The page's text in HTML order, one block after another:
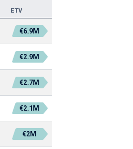
ETV
€6.9M
€2.9M
€2.7M
€2.1M
€2M